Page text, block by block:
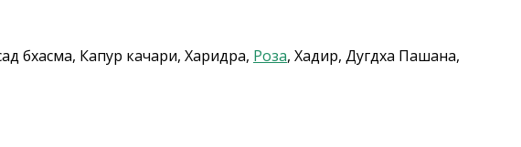
бхасма, Капур качари, Харидра, Роза, Хадир, Дугдха Пашана,